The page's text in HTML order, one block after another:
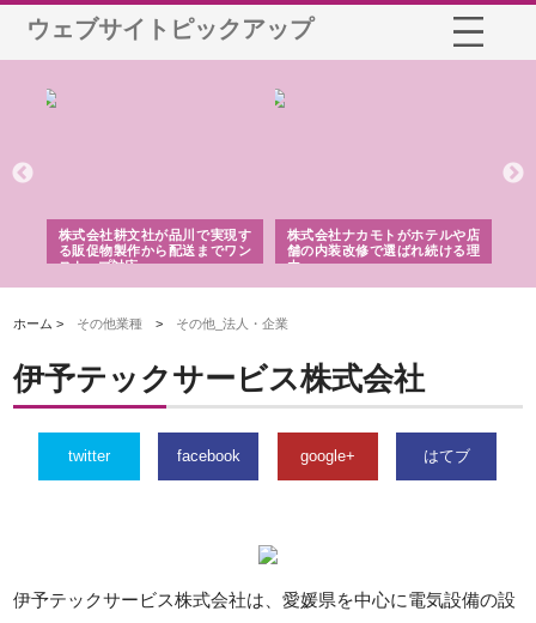
ウェブサイトピックアップ
株式会社耕文社が品川で実現す
る販促物製作から配送までワン
ストップ対応
株式会社ナカモトがホテルや店
舗の内装改修で選ばれ続ける理
由
ホーム > その他業種 > その他_法人・企業
伊予テックサービス株式会社
twitter facebook google+ はてブ
伊予テックサービス株式会社は、愛媛県を中心に電気設備の設